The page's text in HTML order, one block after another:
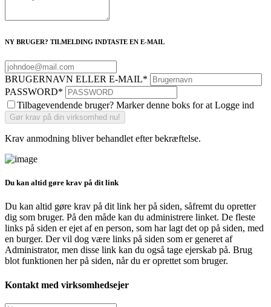
NY BRUGER? TILMELDING INDTASTE EN E-MAIL
BRUGERNAVN ELLER E-MAIL*
PASSWORD*
Tilbagevendende bruger? Marker denne boks for at Logge ind
Krav anmodning bliver behandlet efter bekræftelse.
Du kan altid gøre krav på dit link
Du kan altid gøre krav på dit link her på siden, såfremt du opretter
dig som bruger. På den måde kan du administrere linket. De fleste
links på siden er ejet af en person, som har lagt det op på siden, med
en burger. Der vil dog være links på siden som er generet af
Administrator, men disse link kan du også tage ejerskab på. Brug
blot funktionen her på siden, når du er oprettet som bruger.
Kontakt med virksomhedsejer